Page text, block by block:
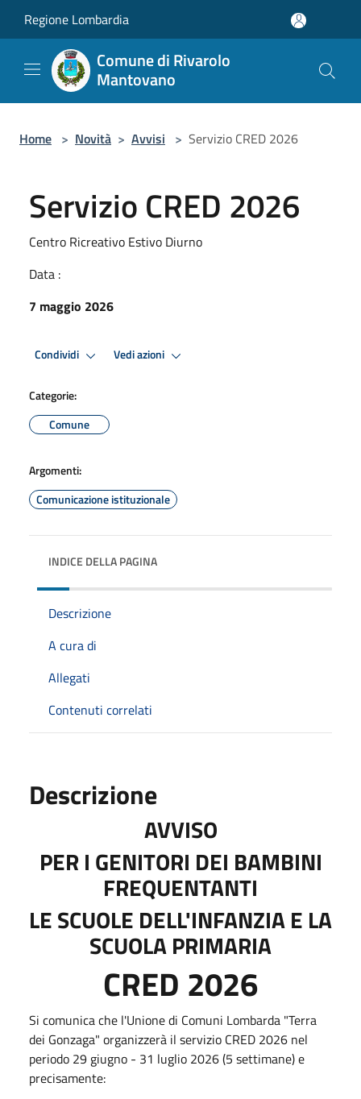
Regione Lombardia
Comune di Rivarolo
Mantovano
Home > Novità > Avvisi > Servizio CRED 2026
Servizio CRED 2026
Centro Ricreativo Estivo Diurno
Data :
7 maggio 2026
Condividi Vedi azioni
Categorie:
Comune
Argomenti:
Comunicazione istituzionale
INDICE DELLA PAGINA
Descrizione
A cura di
Allegati
Contenuti correlati
Descrizione
AVVISO
PER I GENITORI DEI BAMBINI
FREQUENTANTI
LE SCUOLE DELL'INFANZIA E LA
SCUOLA PRIMARIA
CRED 2026
Si comunica che l'Unione di Comuni Lombarda "Terra
dei Gonzaga" organizzerà il servizio CRED 2026 nel
periodo 29 giugno - 31 luglio 2026 (5 settimane) e
precisamente: